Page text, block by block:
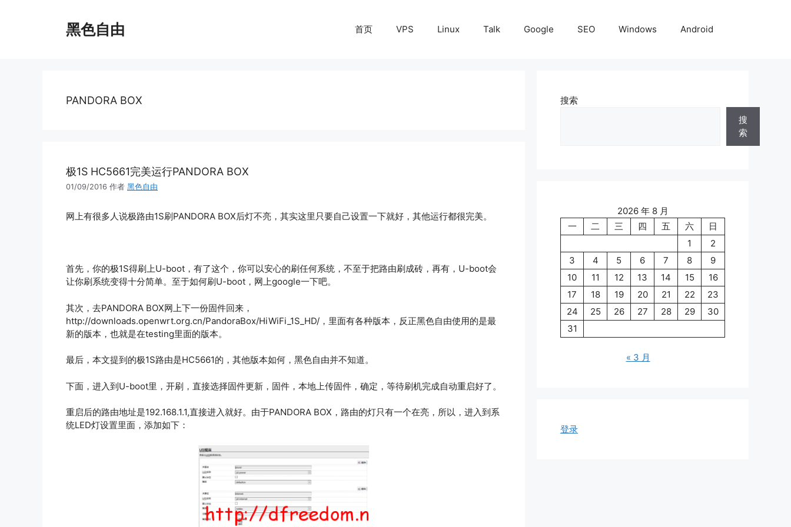
黑色自由 首页 VPS Linux Talk Google SEO Windows Android
PANDORA BOX
极1S HC5661完美运行PANDORA BOX
01/09/2016 作者 黑色自由
网上有很多人说极路由1S刷PANDORA BOX后灯不亮，其实这里只要自己设置一下就好，其他运行都很完美。
首先，你的极1S得刷上U-boot，有了这个，你可以安心的刷任何系统，不至于把路由刷成砖，再有，U-boot会
让你刷系统变得十分简单。至于如何刷U-boot，网上google一下吧。
其次，去PANDORA BOX网上下一份固件回来，
http://downloads.openwrt.org.cn/PandoraBox/HiWiFi_1S_HD/，里面有各种版本，反正黑色自由使用的是最
新的版本，也就是在testing里面的版本。
最后，本文提到的极1S路由是HC5661的，其他版本如何，黑色自由并不知道。
下面，进入到U-boot里，开刷，直接选择固件更新，固件，本地上传固件，确定，等待刷机完成自动重启好了。
重启后的路由地址是192.168.1.1,直接进入就好。由于PANDORA BOX，路由的灯只有一个在亮，所以，进入到系
统LED灯设置里面，添加如下：
搜索
搜
索
2026 年 8 月
一
二 三 四 五 六
日
1
2
3
4 5 6 7 8
9
10
11 12 13 14 15
16
17
18 19 20 21 22
23
24
25 26 27 28 29
30
31
« 3 月
登录